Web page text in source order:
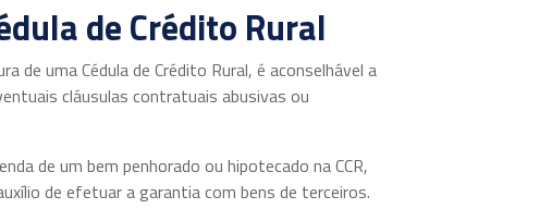
de Crédito Rural
de uma Cédula de Crédito Rural, é aconselhável a
cláusulas contratuais abusivas ou
de um bem penhorado ou hipotecado na CCR,
de efetuar a garantia com bens de terceiros.